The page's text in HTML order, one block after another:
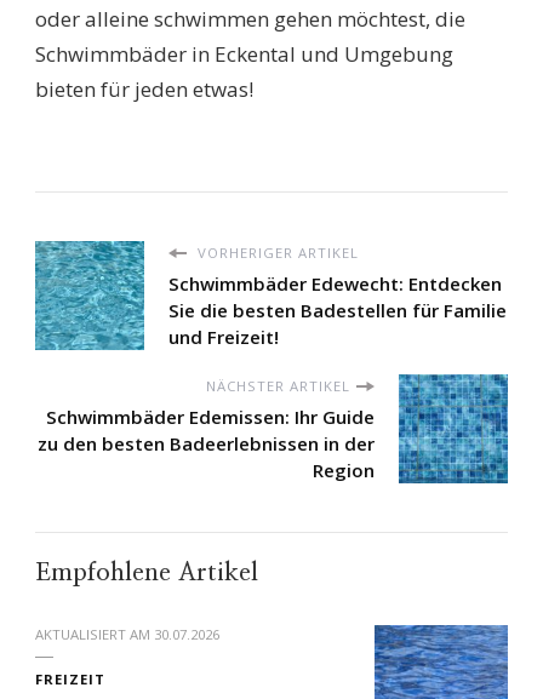
oder alleine schwimmen gehen möchtest, die
Schwimmbäder in Eckental und Umgebung
bieten für jeden etwas!
VORHERIGER ARTIKEL
Schwimmbäder Edewecht: Entdecken
Sie die besten Badestellen für Familie
und Freizeit!
NÄCHSTER ARTIKEL
Schwimmbäder Edemissen: Ihr Guide
zu den besten Badeerlebnissen in der
Region
Empfohlene Artikel
AKTUALISIERT AM 30.07.2026
FREIZEIT